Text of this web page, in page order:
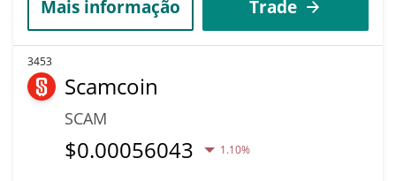
Mais informação Trade
3453
Scamcoin
SCAM
$0.00056043 1.10%